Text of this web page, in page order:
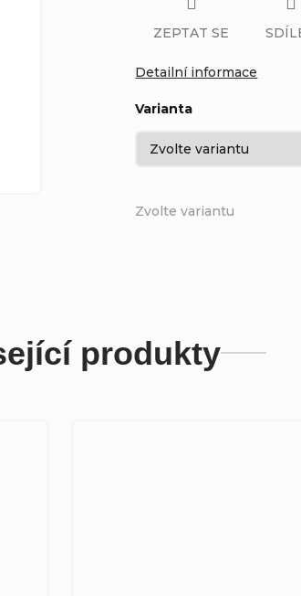
Zvolte variantu
Varianta
Detailní informace
ZEPTAT SE
produkty